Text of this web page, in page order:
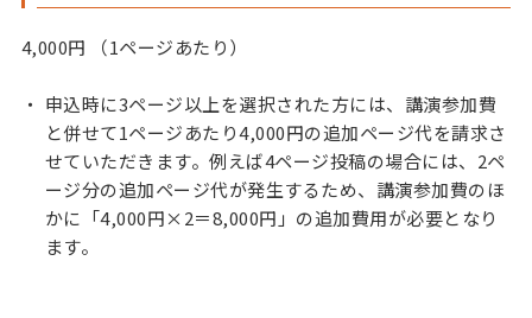
4,000円 （1ページあたり）
申込時に3ページ以上を選択された方には、講演参加費
と併せて1ページあたり4,000円の追加ページ代を請求さ
せていただきます。例えば4ページ投稿の場合には、2ペ
ージ分の追加ページ代が発生するため、講演参加費のほ
かに「4,000円×2＝8,000円」の追加費用が必要となり
ます。